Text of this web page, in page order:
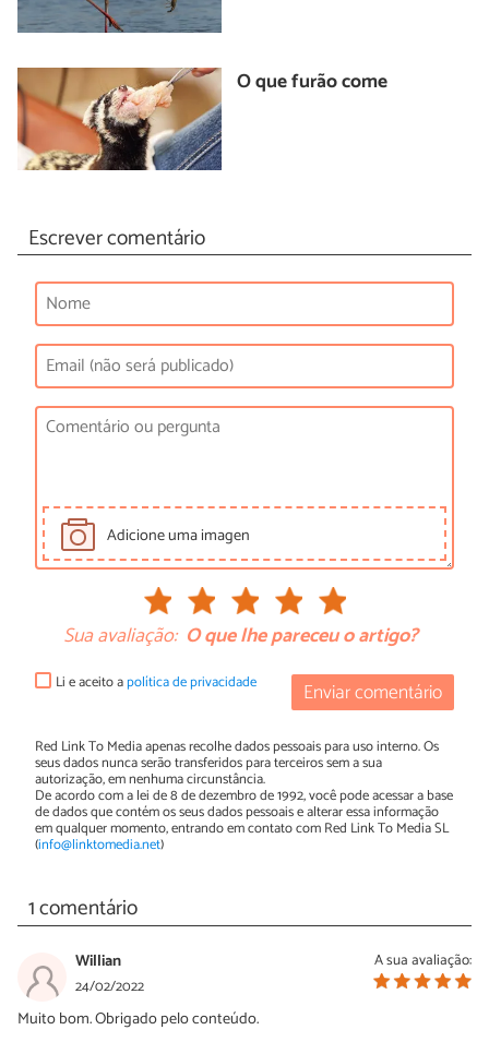
O que furão come
Escrever comentário
Adicione uma imagen
Sua avaliação: O que lhe pareceu o artigo?
Enviar comentário
Li e aceito apolítica de privacidade
Red Link To Media apenas recolhe dados pessoais para uso interno. Os
seus dados nunca serão transferidos para terceiros sem a sua
autorização, em nenhuma circunstância.
De acordo com a lei de 8 de dezembro de 1992, você pode acessar a base
de dados que contém os seus dados pessoais e alterar essa informação
em qualquer momento, entrando em contato com Red Link To Media SL
(info@linktomedia.net)
1 comentário
A sua avaliação:
Willian
24/02/2022
Muito bom. Obrigado pelo conteúdo.